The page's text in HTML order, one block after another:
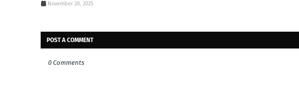
November 20, 2025
POST A COMMENT
0 Comments